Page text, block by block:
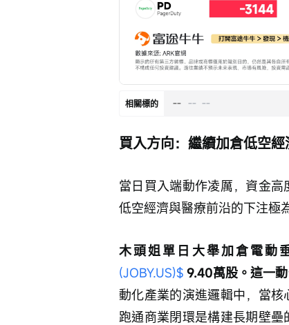
相關標的 -- -- --
買入方向：繼續加倉低空
當日買入端動作凌厲，資金
低空經濟與醫療前沿的下注極
木頭姐單日大舉加倉電動
(JOBY.US)$ 9.40萬股。這一
動化產業的演進邏輯中，當
跑通商業閉環是構建長期壁